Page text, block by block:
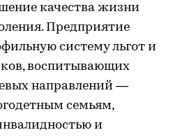
качества жизни
Предприятие
систему льгот и
воспитывающих
направлений —
семьям,
и